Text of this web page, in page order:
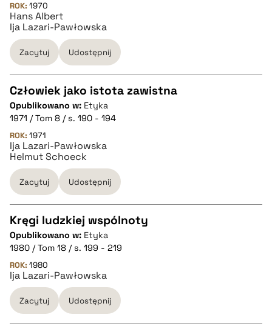
pobierz cytat
BIBTEX
pobierz cytat
ROK: 1970
Hans Albert
Ija Lazari-Pawłowska
Zacytuj Udostępnij
CZYSTY TEKST
pobierz cytat
BIBTEX
pobierz cytat
Człowiek jako istota zawistna
Opublikowano w: Etyka
1971 / Tom 8 / s. 190 - 194
ROK: 1971
Ija Lazari-Pawłowska
Helmut Schoeck
Zacytuj Udostępnij
CZYSTY TEKST
pobierz cytat
BIBTEX
Kręgi ludzkiej wspólnoty
Opublikowano w: Etyka
1980 / Tom 18 / s. 199 - 219
ROK: 1980
Ija Lazari-Pawłowska
Zacytuj Udostępnij